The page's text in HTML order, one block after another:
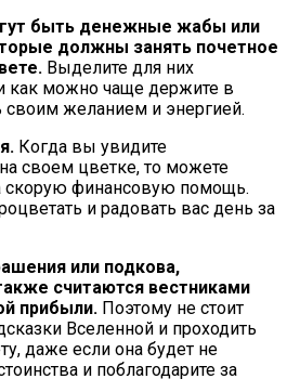
быть денежные жабы или
должны занять почетное
Выделите для них
как можно чаще держите в
своим желанием и энергией.
Когда вы увидите
своем цветке, то можете
скорую финансовую помощь.
и радовать вас день за
или подкова,
считаются вестниками
прибыли. Поэтому не стоит
Вселенной и проходить
даже если она будет не
и поблагодарите за